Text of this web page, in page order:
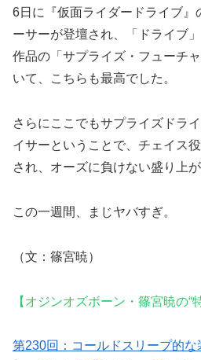
6日に『仮面ライダードライブ』
ーサーが登壇され、「ドライブ
作品の「サプライズ・フューチ
いて、こちらも最高でした。
さらにここでもサプライズドラ
イサーということで、チェイス
され、オーズに負けない盛り上
この一週間、まじヤバすぎ。
（文：篠宮暁）
【オジンオズボーン・篠宮暁の“
第230回：コールドスリープ的